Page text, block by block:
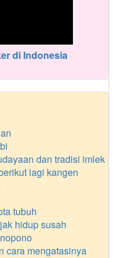
di Indonesia
dan tradisi imlek
lagi kangen
tubuh
hidup susah
cara mengatasinya